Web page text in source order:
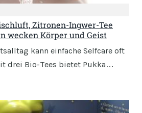
Zitronen-Ingwer-Tee
wecken Körper und Geist
kann einfache Selfcare oft
drei Bio-Tees bietet Pukka…